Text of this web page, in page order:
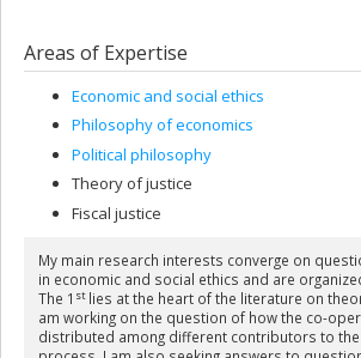
Areas of Expertise
Economic and social ethics
Philosophy of economics
Political philosophy
Theory of justice
Fiscal justice
My main research interests converge on
in economic and social ethics and are
The 1 stlies at the heart of the literature on
am working on the question of how the co-
distributed among different contributors to